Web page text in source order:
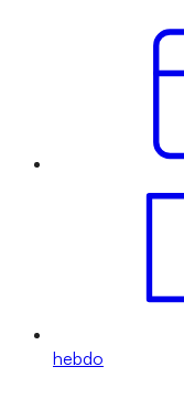
hebdo